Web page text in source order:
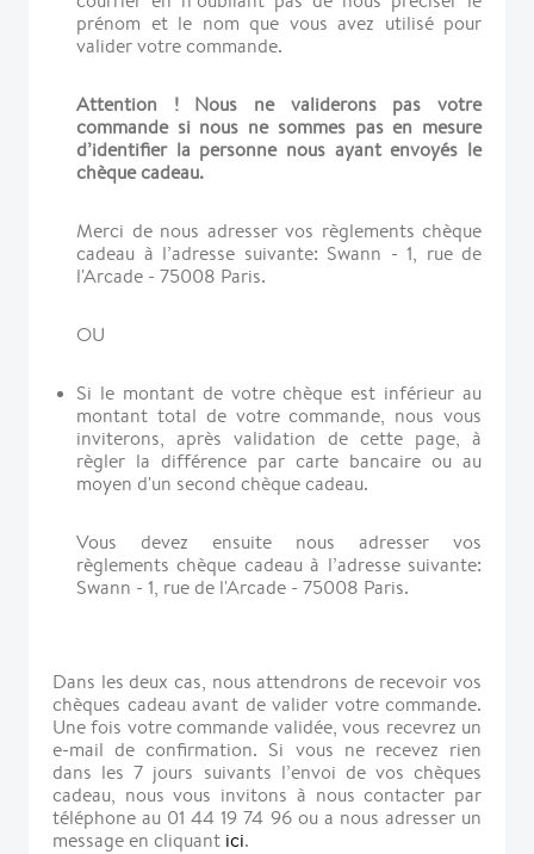
prénom et le nom que vous avez utilisé pour
valider votre commande.
Attention ! Nous ne validerons pas votre
commande si nous ne sommes pas en mesure
d’identifier la personne nous ayant envoyés le
chèque cadeau.
Merci de nous adresser vos règlements chèque
cadeau à l’adresse suivante: Swann - 1, rue de
l'Arcade - 75008 Paris.
OU
Si le montant de votre chèque est inférieur au
montant total de votre commande, nous vous
inviterons, après validation de cette page, à
règler la différence par carte bancaire ou au
moyen d'un second chèque cadeau.
Vous devez ensuite nous adresser vos
règlements chèque cadeau à l’adresse suivante:
Swann - 1, rue de l'Arcade - 75008 Paris.
Dans les deux cas, nous attendrons de recevoir vos
chèques cadeau avant de valider votre commande.
Une fois votre commande validée, vous recevrez un
e-mail de confirmation. Si vous ne recevez rien
dans les 7 jours suivants l’envoi de vos chèques
cadeau, nous vous invitons à nous contacter par
téléphone au 01 44 19 74 96 ou a nous adresser un
message en cliquant ici.